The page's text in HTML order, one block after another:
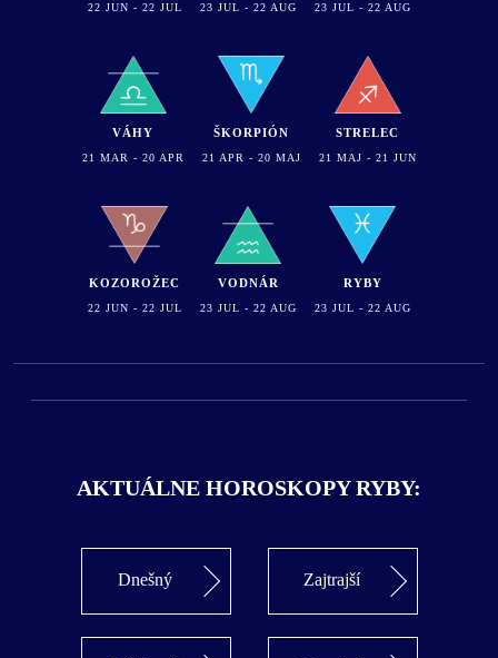
22 JUN - 22 JUL 23 JUL - 22 AUG 23 JUL - 22 AUG
VÁHY
21 MAR - 20 APR
ŠKORPIÓN
21 APR - 20 MAJ
STRELEC
21 MAJ - 21 JUN
KOZOROŽEC
22 JUN - 22 JUL
VODNÁR
23 JUL - 22 AUG
RYBY
23 JUL - 22 AUG
AKTUÁLNE HOROSKOPY RYBY:
Dnešný Zajtrajší